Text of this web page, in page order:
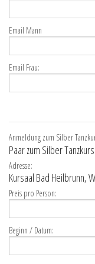
Email Mann
Email Frau:
Anmeldung zum Silber
Paar zum Silber
Adresse:
Kursaal Bad Heilbrunn,
Preis pro Person:
Beginn / Datum: